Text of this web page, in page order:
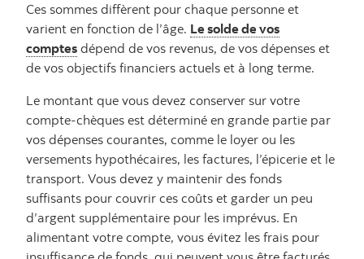
Ces sommes diffèrent pour chaque personne et
varient en fonction de l’âge. Le solde de vos
comptes dépend de vos revenus, de vos dépenses et
de vos objectifs financiers actuels et à long terme.
Le montant que vous devez conserver sur votre
compte-chèques est déterminé en grande partie par
vos dépenses courantes, comme le loyer ou les
versements hypothécaires, les factures, l’épicerie et le
transport. Vous devez y maintenir des fonds
suffisants pour couvrir ces coûts et garder un peu
d’argent supplémentaire pour les imprévus. En
alimentant votre compte, vous évitez les frais pour